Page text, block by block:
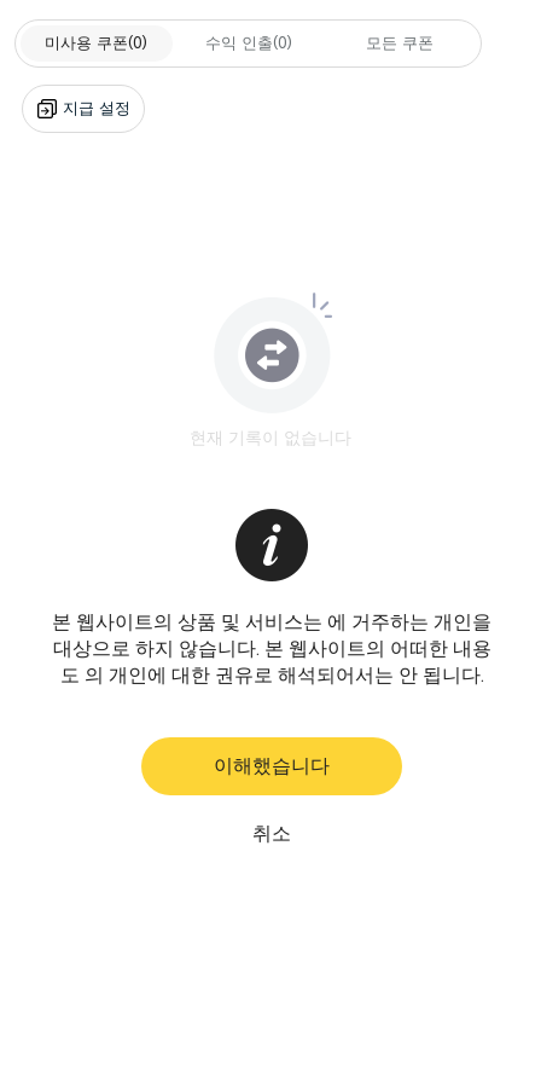
미사용 쿠폰(0) 수익 인출(0) 모든 쿠폰
지급 설정
현재 기록이 없습니다
본 웹사이트의 상품 및 서비스는 에 거주하는 개인을
대상으로 하지 않습니다. 본 웹사이트의 어떠한 내용
도 의 개인에 대한 권유로 해석되어서는 안 됩니다.
이해했습니다
취소